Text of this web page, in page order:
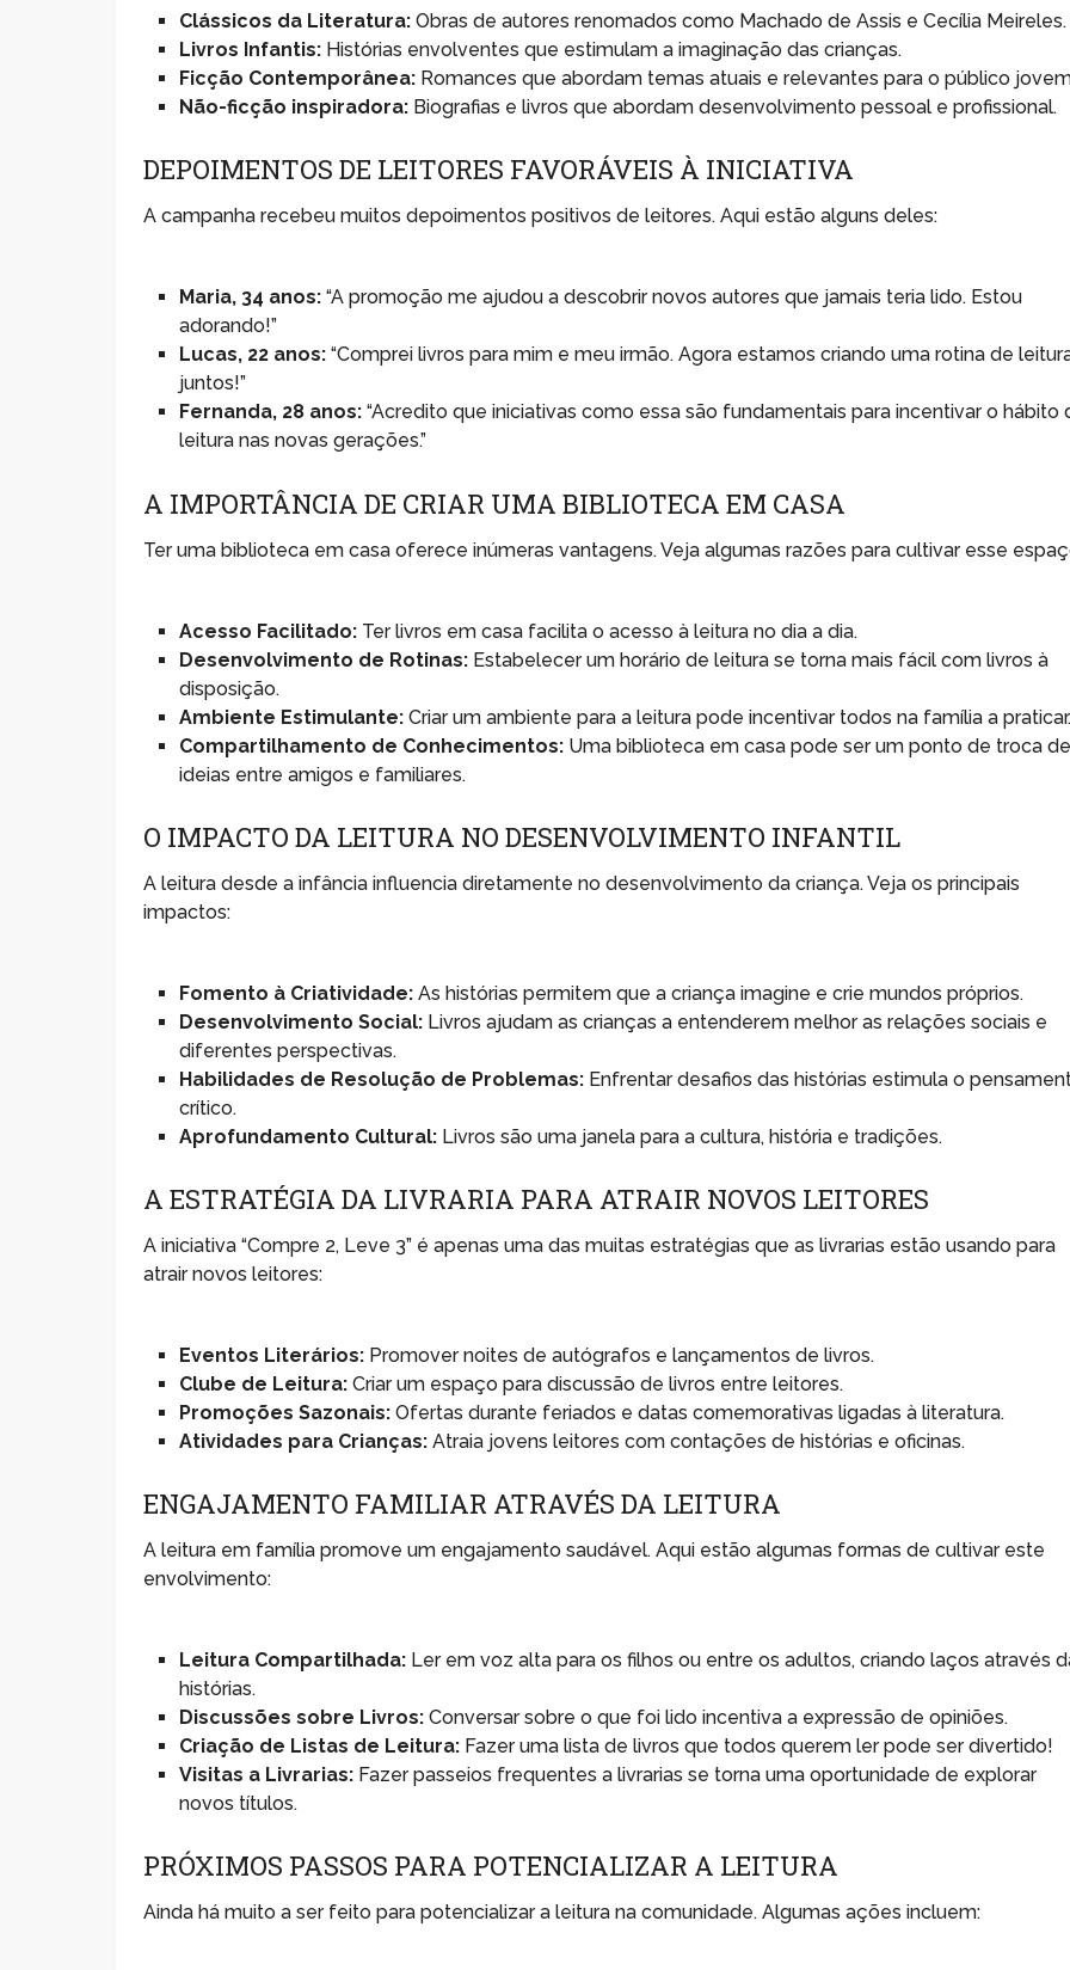
Clássicos da Literatura: Obras de autores renomados como Machado de Assis e Cecília Meireles.
Livros Infantis: Histórias envolventes que estimulam a imaginação das crianças.
Ficção Contemporânea: Romances que abordam temas atuais e relevantes para o público
Não-ficção inspiradora: Biografias e livros que abordam desenvolvimento pessoal e profissional.
DEPOIMENTOS DE LEITORES FAVORÁVEIS À INICIATIVA
A campanha recebeu muitos depoimentos positivos de leitores. Aqui estão alguns deles:
Maria, 34 anos: “A promoção me ajudou a descobrir novos autores que jamais teria lido. Estou
adorando!”
Lucas, 22 anos: “Comprei livros para mim e meu irmão. Agora estamos criando uma rotina de
juntos!”
Fernanda, 28 anos: “Acredito que iniciativas como essa são fundamentais para incentivar o hábito
leitura nas novas gerações.”
A IMPORTÂNCIA DE CRIAR UMA BIBLIOTECA EM CASA
Ter uma biblioteca em casa oferece inúmeras vantagens. Veja algumas razões para cultivar esse
Acesso Facilitado: Ter livros em casa facilita o acesso à leitura no dia a dia.
Desenvolvimento de Rotinas: Estabelecer um horário de leitura se torna mais fácil com livros à
disposição.
Ambiente Estimulante: Criar um ambiente para a leitura pode incentivar todos na família a
Compartilhamento de Conhecimentos: Uma biblioteca em casa pode ser um ponto de troca
ideias entre amigos e familiares.
O IMPACTO DA LEITURA NO DESENVOLVIMENTO INFANTIL
A leitura desde a infância influencia diretamente no desenvolvimento da criança. Veja os principais
impactos:
Fomento à Criatividade: As histórias permitem que a criança imagine e crie mundos próprios.
Desenvolvimento Social: Livros ajudam as crianças a entenderem melhor as relações sociais e
diferentes perspectivas.
Habilidades de Resolução de Problemas: Enfrentar desafios das histórias estimula o
crítico.
Aprofundamento Cultural: Livros são uma janela para a cultura, história e tradições.
A ESTRATÉGIA DA LIVRARIA PARA ATRAIR NOVOS LEITORES
A iniciativa “Compre 2, Leve 3” é apenas uma das muitas estratégias que as livrarias estão usando para
atrair novos leitores:
Eventos Literários: Promover noites de autógrafos e lançamentos de livros.
Clube de Leitura: Criar um espaço para discussão de livros entre leitores.
Promoções Sazonais: Ofertas durante feriados e datas comemorativas ligadas à literatura.
Atividades para Crianças: Atraia jovens leitores com contações de histórias e oficinas.
ENGAJAMENTO FAMILIAR ATRAVÉS DA LEITURA
A leitura em família promove um engajamento saudável. Aqui estão algumas formas de cultivar este
envolvimento:
Leitura Compartilhada: Ler em voz alta para os filhos ou entre os adultos, criando laços através
histórias.
Discussões sobre Livros: Conversar sobre o que foi lido incentiva a expressão de opiniões.
Criação de Listas de Leitura: Fazer uma lista de livros que todos querem ler pode ser divertido!
Visitas a Livrarias: Fazer passeios frequentes a livrarias se torna uma oportunidade de explorar
novos títulos.
PRÓXIMOS PASSOS PARA POTENCIALIZAR A LEITURA
Ainda há muito a ser feito para potencializar a leitura na comunidade. Algumas ações incluem: